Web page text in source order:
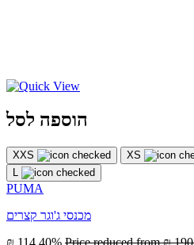
הוספה לסל
XXS XS
L
PUMA
מכנסי ג'וגר קצרים